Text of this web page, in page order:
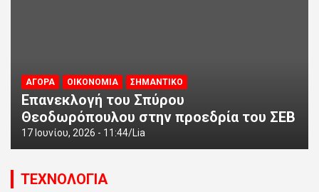
ΑΓΟΡΑ ΟΙΚΟΝΟΜΙΑ ΣΗΜΑΝΤΙΚΟ
Επανεκλογή του Σπύρου
Θεοδωρόπουλου στην προεδρία του ΣΕΒ
17 Ιουνίου, 2026 - 11:44 Lia
ΤΕΧΝΟΛΟΓΙΑ